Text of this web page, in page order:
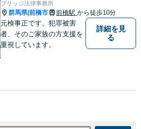
ブリッジ法律事務所
群馬県|前橋市 前橋駅 から徒歩10分
元検事正です。犯罪被害
者、そのご家族の方支援を
重視しています。
詳細を見
る